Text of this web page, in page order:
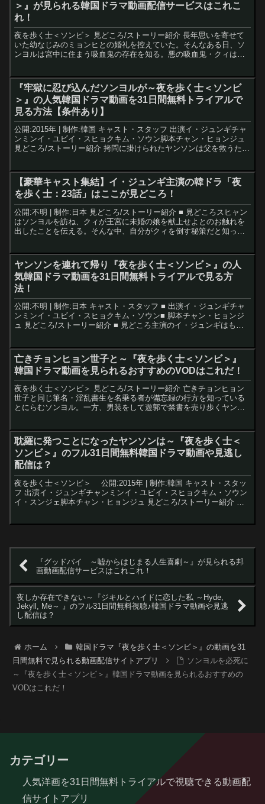
＞』が見られる韓国ドラマ動画配信サービスはこれこ
れ！
夜を歩く士＜ソンビ＞ 見どころ/ストーリー紹介 長年思いを寄せて
いた幼なじみのミョンヒとの婚礼を控えていた。そんなある日、ソ
ンヨルは宮中に住まう吸血鬼の存在を知る。悪の吸血鬼・クィは、
『牢獄に忍び込んだソンヨルが～夜を歩く士＜ソンビ
＞』の人気韓国ドラマ動画を31日間無料トライアルで
見る方法【条件あり】
公開:2015年 | 制作:韓国 キャスト・スタッフ 出演イ・ジュンギチャ
ンミンイ・ユビイ・スヒョクキム・ソウン脚本チャン・ヒョンジュ
見どころ/ストーリー紹介 拷問に掛けられたヤンソンは父を救うため
【豪華キャスト集結】イ・ジュンギ主演の韓ドラ「夜
を歩く士：23話」はここが見どころ！
公開:不明 | 制作:日本 見どころ/ストーリー紹介 ■ 見どころスヒャン
はソンヨルを訪ね、クィが王宮に未婚の娘を献上せよとのお触れを
出したことを伝える。そんな中、自分がクィを倒す秘策だと知った
ヤンソンを連れて帰り『夜を歩く士＜ソンビ＞』の人
気韓国ドラマ動画を31日間無料トライアルで見る方
法！
公開:不明 | 制作:日本 キャスト・スタッフ ■ 出演イ・ジュンギチャ
ンミンイ・ユビイ・スヒョクキム・ソウン■ 脚本チャン・ヒョンジ
ュ 見どころ/ストーリー紹介 ■ 見どころ主演のイ・ジュンギはもち
亡きチョンヒョン世子と～『夜を歩く士＜ソンビ＞』
韓国ドラマ動画を見られるおすすめのVODはこれだ！
夜を歩く士＜ソンビ＞ 見どころ/ストーリー紹介 亡きチョンヒョン
世子と同じ筆名・淫乱書生を名乗る者が備忘録の行方を知っている
とにらむソンヨル。一方、男装をして遊郭で禁書を売り歩くヤンソ
耽羅に発つことになったヤンソンは～『夜を歩く士＜
ソンビ＞』のフル31日間無料韓国ドラマ動画や見逃し
配信は？
夜を歩く士＜ソンビ＞ 公開:2015年 | 制作:韓国 キャスト・スタッ
フ 出演イ・ジュンギチャンミンイ・ユビイ・スヒョクキム・ソウン
イ・スンジェ脚本チャン・ヒョンジュ 見どころ/ストーリー紹介 前
『グッドバイ ～嘘からはじまる人生喜劇～』が見られる邦
画動画配信サービスはこれこれ！
夜しか存在できない～『ジキルとハイドに恋した私 ～Hyde,
Jekyll, Me～ 』のフル31日間無料視聴♪韓国ドラマ動画や見逃
し配信は？
ホーム
韓国ドラマ『夜を歩く士＜ソンビ＞』の動画を31
日間無料で見られる動画配信サイトアプリ
ソンヨルを必死に
～『夜を歩く士＜ソンビ＞』韓国ドラマ動画を見られるおすすめの
VODはこれだ！
カテゴリー
人気洋画を31日間無料トライアルで視聴できる動画配
信サイトアプリ